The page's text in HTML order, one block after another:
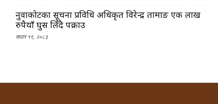
नुवाकोटका सूचना प्रविधि अधिकृत विरेन्द्र तामाङ एक लाख
रुपैयाँ घुस लिँदै पक्राउ
साउन १९, २०८३